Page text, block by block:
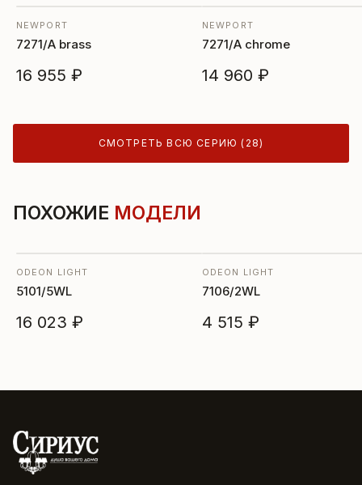
NEWPORT
7271/A brass
16 955 ₽
NEWPORT
7271/A chrome
14 960 ₽
СМОТРЕТЬ ВСЮ СЕРИЮ (28)
ПОХОЖИЕ МОДЕЛИ
ODEON LIGHT
5101/5WL
16 023 ₽
ODEON LIGHT
7106/2WL
4 515 ₽